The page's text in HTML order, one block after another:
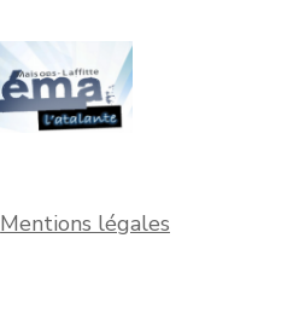
Mentions légales